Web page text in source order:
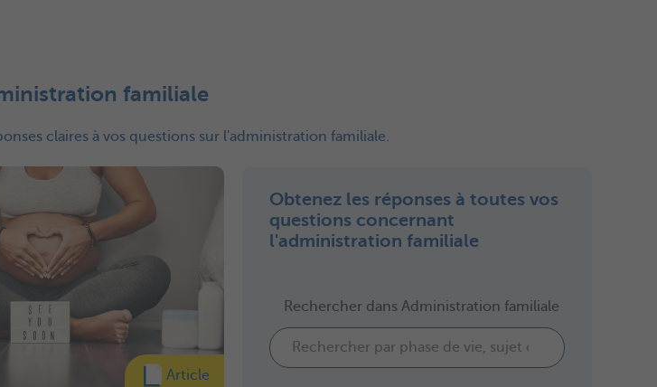
familiale
claires à vos questions sur l'administration familiale.
Article
Obtenez les réponses à toutes vos
questions concernant
l'administration familiale
Rechercher dans Administration familiale